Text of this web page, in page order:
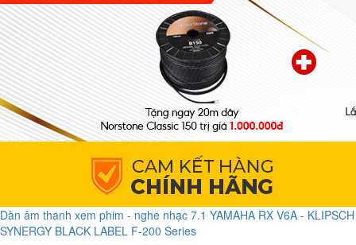
Dàn âm thanh xem phim - nghe nhạc 7.1 YAMAHA RX V6A - KLIPSCH
SYNERGY BLACK LABEL F-200 Series